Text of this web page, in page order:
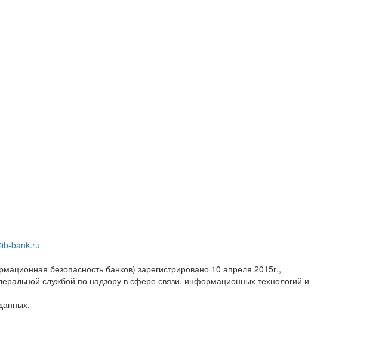
bank.ru
безопасность банков) зарегистрировано 10 апреля 2015г.,
службой по надзору в сфере связи, информационных технологий и